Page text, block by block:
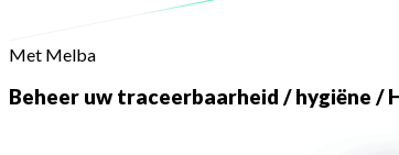
Met Melba
Beheer uw traceerbaarheid / hygiëne /